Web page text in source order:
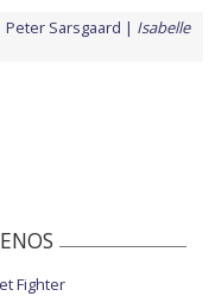
Peter Sarsgaard
Isabelle
Fighter